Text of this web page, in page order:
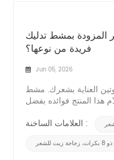
المزودة بمشط تدليك
فريدة من نوعها؟
Jun 05, 2026
العناية بشعرك. مشط
هذا المنتج فوائده بفضل
على فروة رأسك معالعلامات الساخنة :
للشعر